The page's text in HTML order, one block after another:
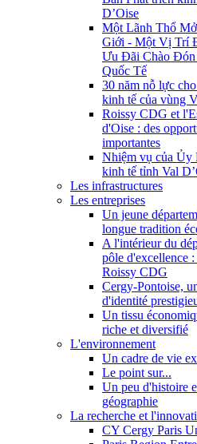
D’Oise
Một Lãnh Thổ
Giới - Một Vị Trí
Ưu Đãi Chào
Quốc Tế
30 năm nỗ lực
kinh tế của vùng
Roissy CDG et
d'Oise : des
importantes
Nhiệm vụ của Ủy
kinh tế tỉnh Val
Les infrastructures
Les entreprises
Un jeune
longue tradition
A l'intérieur du
pôle d'excellence
Roissy CDG
Cergy-Pontoise,
d'identité
Un tissu
riche et diversifié
L'environnement
Un cadre de vie
Le point sur...
Un peu d'histoire
géographie
La recherche et
CY Cergy Paris